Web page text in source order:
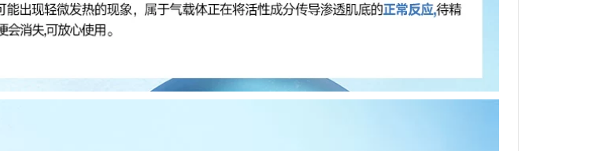
da mụn vùng kín,
tinh chất dưỡng da
mặt, nam và nữ tinh
chất dưỡng trắng da
Moisturizing